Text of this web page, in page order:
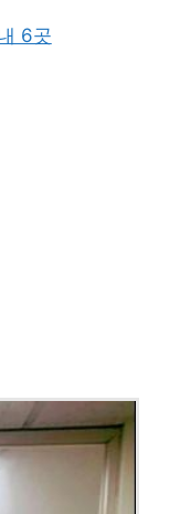
6곳